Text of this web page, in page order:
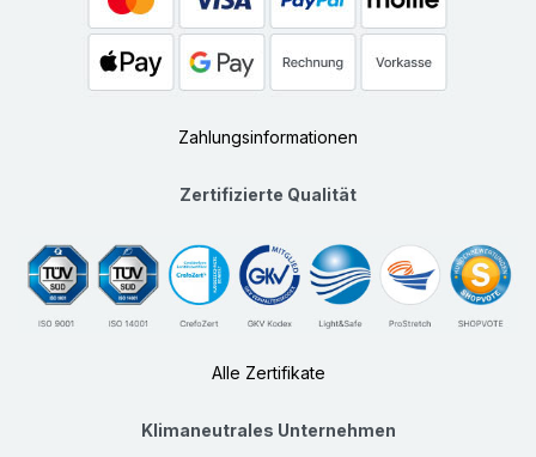
Zahlungsinformationen
Zertifizierte Qualität
Alle Zertifikate
Klimaneutrales Unternehmen